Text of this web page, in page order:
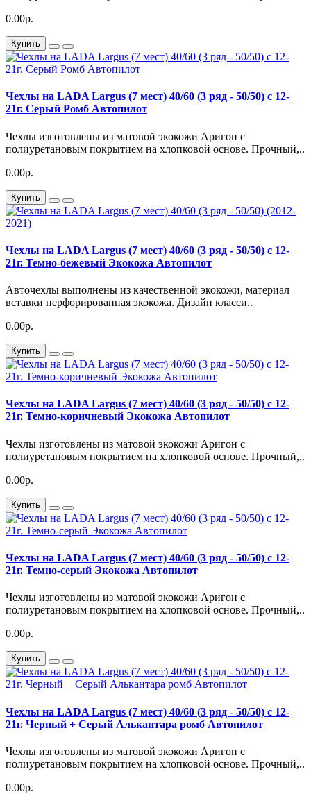
0.00р.
Купить
Чехлы на LADA Largus (7 мест) 40/60 (3 ряд - 50/50) с 12-
21г. Серый Ромб Автопилот
Чехлы изготовлены из матовой экокожи Аригон с
полиуретановым покрытием на хлопковой основе. Прочный,..
0.00р.
Купить
Чехлы на LADA Largus (7 мест) 40/60 (3 ряд - 50/50) с 12-
21г. Темно-бежевый Экокожа Автопилот
Авточехлы выполнены из качественной экокожи, материал
вставки перфорированная экокожа. Дизайн класси..
0.00р.
Купить
Чехлы на LADA Largus (7 мест) 40/60 (3 ряд - 50/50) с 12-
21г. Темно-коричневый Экокожа Автопилот
Чехлы изготовлены из матовой экокожи Аригон с
полиуретановым покрытием на хлопковой основе. Прочный,..
0.00р.
Купить
Чехлы на LADA Largus (7 мест) 40/60 (3 ряд - 50/50) с 12-
21г. Темно-серый Экокожа Автопилот
Чехлы изготовлены из матовой экокожи Аригон с
полиуретановым покрытием на хлопковой основе. Прочный,..
0.00р.
Купить
Чехлы на LADA Largus (7 мест) 40/60 (3 ряд - 50/50) с 12-
21г. Черный + Серый Алькантара ромб Автопилот
Чехлы изготовлены из матовой экокожи Аригон с
полиуретановым покрытием на хлопковой основе. Прочный,..
0.00р.